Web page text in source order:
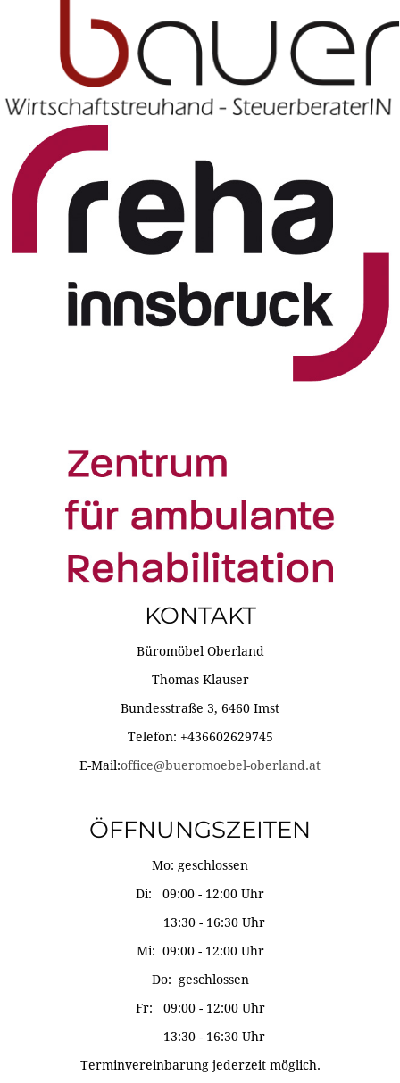
KONTAKT
Büromöbel Oberland
Thomas Klauser
Bundesstraße 3, 6460 Imst
Telefon: +436602629745
E-Mail:office@bueromoebel-oberland.at
ÖFFNUNGSZEITEN
Mo: geschlossen
Di: 09:00 - 12:00 Uhr
13:30 - 16:30 Uhr
Mi: 09:00 - 12:00 Uhr
Do: geschlossen
Fr: 09:00 - 12:00 Uhr
13:30 - 16:30 Uhr
Terminvereinbarung jederzeit möglich.